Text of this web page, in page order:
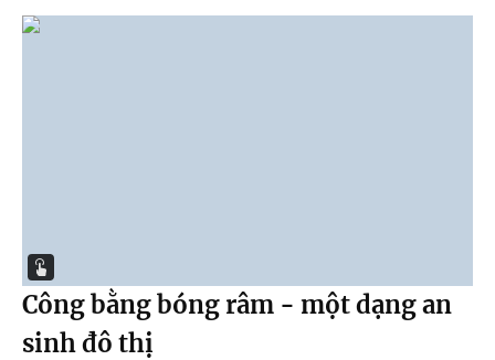
Công bằng bóng râm - một dạng an
sinh đô thị